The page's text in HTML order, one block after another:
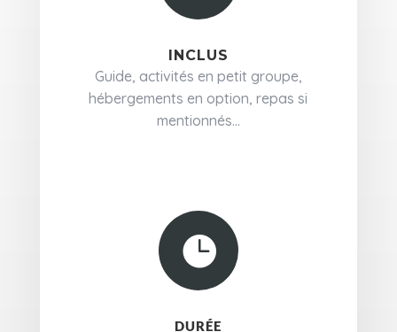
INCLUS
Guide, activités en petit groupe,
hébergements en option, repas si
mentionnés...

DURÉE